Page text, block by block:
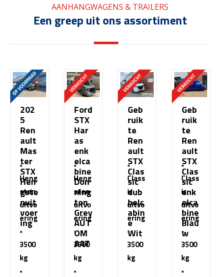
AANHANGWAGENS & TRAILERS
Een greep uit ons assortiment
202
5
Ren
ault
Mas
ter
STX
Hen
gste
nuit
voer
ing
Heng
sten
uitvo
ering
3500
kg
Ford
STX
Har
as
enk
elca
bine
Don
ning
ton
Grey
AUT
OM
AAT
Heng
sten
uitvo
ering
3500
kg
Geb
ruik
te
Ren
ault
STX
Clas
sic
dub
belc
abin
e
Wit
Class
ic
uitvo
ering
3500
kg
Geb
ruik
te
Ren
ault
STX
Clas
sic
enk
elca
bine
Blau
w
Class
ic
uitvo
ering
3500
kg